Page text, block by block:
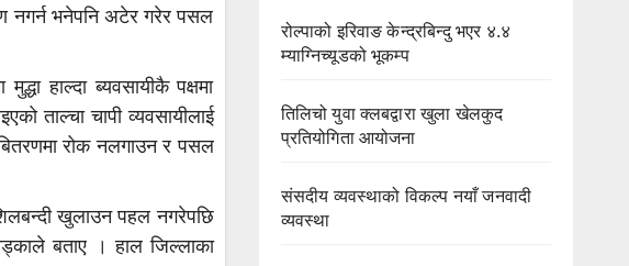
नगर्न भनेपनि अटेर गरेर पसल
हाल्दा ब्यवसायीकै पक्षमा
ताल्चा चापी व्यवसायीलाई
रोक नलगाउन र पसल
खुलाउन पहल नगरेपछि
बताए । हाल जिल्लाका
रोल्पाको इरिवाङ केन्द्रबिन्दु भएर ४.४
म्याग्निच्यूडको भूकम्प
तिलिचो युवा क्लबद्वारा खुला खेलकुद
प्रतियोगिता आयोजना
संसदीय व्यवस्थाको विकल्प नयाँ जनवादी
व्यवस्था